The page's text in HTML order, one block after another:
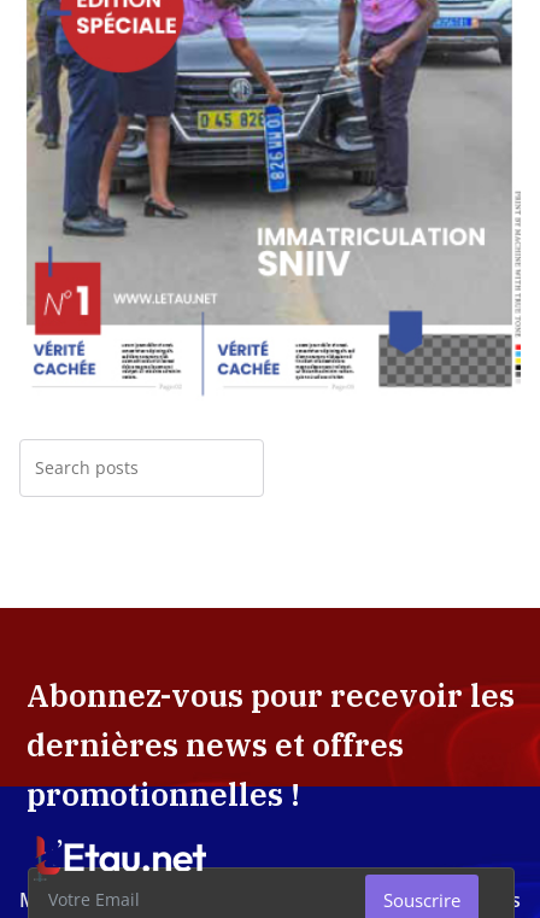
Abonnez-vous pour recevoir les
dernières news et offres
promotionnelles !
Souscrire
Média d'investigation ivoirien résolument engagé dans